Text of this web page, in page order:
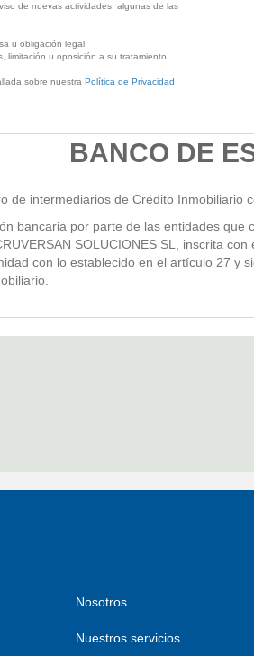
de nuevas actividades, algunas de las
u obligación legal
limitación u oposición a su tratamiento,
sobre nuestra Política de Privacidad
BANCO DE
de intermediarios de Crédito Inmobiliario
bancaria por parte de las entidades que
SOLUCIONES SL, inscrita
con lo establecido en el artículo 27 y
Nosotros
Nuestros servicios